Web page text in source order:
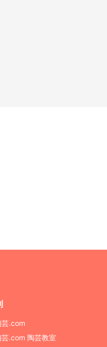
芸.com
芸.com 陶芸教室